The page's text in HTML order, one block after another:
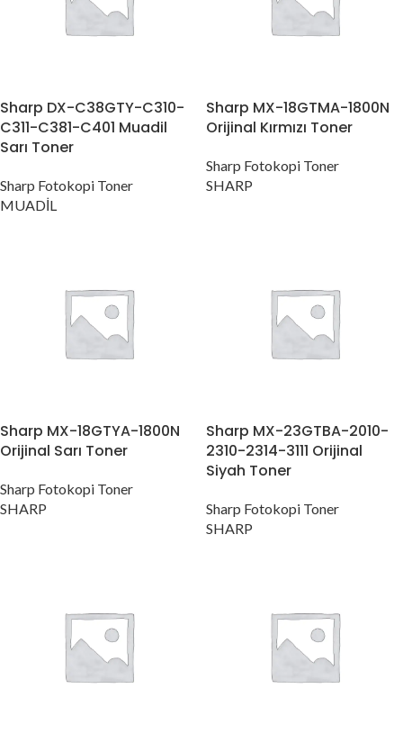
Sharp DX-C38GTY-C310-
C311-C381-C401 Muadil
Sarı Toner
Sharp Fotokopi Toner
MUADİL
Sharp MX-18GTMA-1800N
Orijinal Kırmızı Toner
Sharp Fotokopi Toner
SHARP
Sharp MX-18GTYA-1800N
Orijinal Sarı Toner
Sharp Fotokopi Toner
SHARP
Sharp MX-23GTBA-2010-
2310-2314-3111 Orijinal
Siyah Toner
Sharp Fotokopi Toner
SHARP